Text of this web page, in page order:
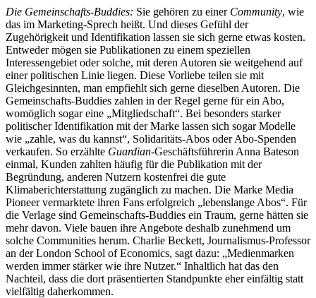
Die Gemeinschafts-Buddies: Sie gehören zu einer Community, wie
das im Marketing-Sprech heißt. Und dieses Gefühl der
Zugehörigkeit und Identifikation lassen sie sich gerne etwas kosten.
Entweder mögen sie Publikationen zu einem speziellen
Interessengebiet oder solche, mit deren Autoren sie weitgehend auf
einer politischen Linie liegen. Diese Vorliebe teilen sie mit
Gleichgesinnten, man empfiehlt sich gerne dieselben Autoren. Die
Gemeinschafts-Buddies zahlen in der Regel gerne für ein Abo,
womöglich sogar eine „Mitgliedschaft“. Bei besonders starker
politischer Identifikation mit der Marke lassen sich sogar Modelle
wie „zahle, was du kannst“, Solidaritäts-Abos oder Abo-Spenden
verkaufen. So erzählte Guardian-Geschäftsführerin Anna Bateson
einmal, Kunden zahlten häufig für die Publikation mit der
Begründung, anderen Nutzern kostenfrei die gute
Klimaberichterstattung zugänglich zu machen. Die Marke Media
Pioneer vermarktete ihren Fans erfolgreich „lebenslange Abos“. Für
die Verlage sind Gemeinschafts-Buddies ein Traum, gerne hätten sie
mehr davon. Viele bauen ihre Angebote deshalb zunehmend um
solche Communities herum. Charlie Beckett, Journalismus-Professor
an der London School of Economics, sagt dazu: „Medienmarken
werden immer stärker wie ihre Nutzer.“ Inhaltlich hat das den
Nachteil, dass die dort präsentierten Standpunkte eher einfältig statt
vielfältig daherkommen.